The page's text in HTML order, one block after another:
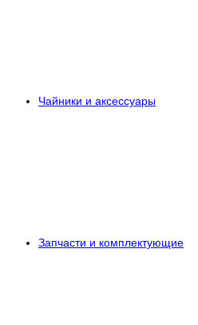
Чайники и аксессуары
Запчасти и комплектующие